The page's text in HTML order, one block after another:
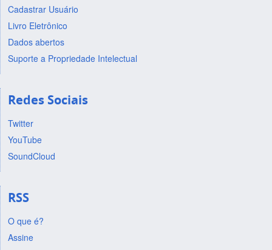
Cadastrar Usuário
Livro Eletrônico
Dados abertos
Suporte a Propriedade Intelectual
Redes Sociais
Twitter
YouTube
SoundCloud
RSS
O que é?
Assine